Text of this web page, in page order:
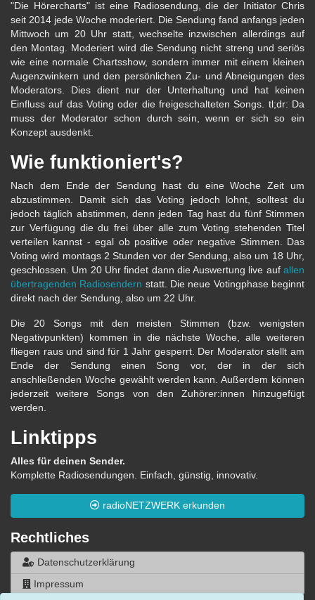
"Die Hörercharts" ist eine Radiosendung, die der Initiator Chris
seit 2014 jede Woche moderiert. Die Sendung fand anfangs jeden
Mittwoch um 20 Uhr statt, wechselte inzwischen allerdings auf
den Montag. Moderiert wird die Sendung nicht streng und seriös
wie eine normale Chartsshow, sondern immer mit einem kleinen
Augenzwinkern und den persönlichen Zu- und Abneigungen des
Moderators. Dies dient nur der Unterhaltung und hat keinen
Einfluss auf das Voting oder die freigeschalteten Songs. tl;dr: Da
muss der Moderator schon durch sein, wenn er sich so ein
Konzept ausdenkt.
Wie funktioniert's?
Nach dem Ende der Sendung hast du eine Woche Zeit um
abzustimmen. Damit sich das Voting jedoch lohnt, solltest du
jedoch täglich abstimmen, denn jeden Tag hast du fünf Stimmen
zur Verfügung die du frei über alle zum Voting stehenden Titel
verteilen kannst - egal ob positive oder negative Stimmen. Das
Voting wird montags 2 Stunden vor der Sendung, also um 18 Uhr,
geschlossen. Um 20 Uhr findet dann die Auswertung live auf allen
übertragenden Radiosendern statt. Die neue Votingphase beginnt
direkt nach der Sendung, also um 22 Uhr.
Die 20 Songs mit den meisten Stimmen (bzw. wenigsten
Negativpunkten) kommen in die nächste Woche, alle weiteren
fliegen raus und sind für 1 Jahr gesperrt. Der Moderator stellt am
Ende der Sendung einen Song vor, der in der sich
anschließenden Woche gewählt werden kann. Außerdem können
jederzeit weitere Songs von den Zuhörer:innen hinzugefügt
werden.
Linktipps
Alles für deinen Sender.
Komplette Radiosendungen. Einfach, günstig, innovativ.
radioNETZWERK erkunden
Rechtliches
Datenschutzerklärung
Impressum